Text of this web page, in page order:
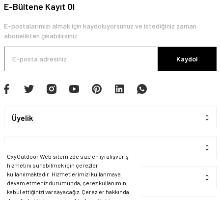
OxyOutdoor Web sitemizde size en iyi alışveriş
hizmetini sunabilmek için çerezler
kullanılmaktadır. Hizmetlerimizi kullanmaya
devam etmeniz durumunda, çerez kullanımını
kabul ettiğinizi varsayacağız. Çerezler hakkında
E-Bültene Kayıt Ol
E-postalarımızı almak için kaydoluyorsunuz ve istediğiniz zaman
abonelikten çıkabilirsiniz.
Kaydol
Üyelik
Alışveriş